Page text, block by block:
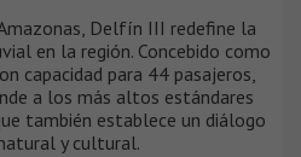
Delfín III redefine la
en la región. Concebido como
capacidad para 44 pasajeros,
a los más altos estándares
también establece un diálogo
y cultural.